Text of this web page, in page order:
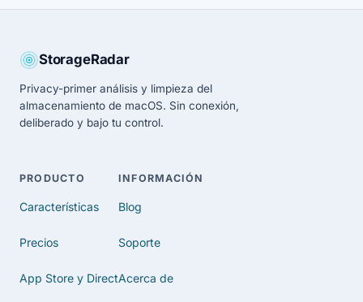
StorageRadar
Privacy-primer análisis y limpieza del
almacenamiento de macOS. Sin conexión,
deliberado y bajo tu control.
PRODUCTO
Características
Precios
App Store y Direct
INFORMACIÓN
Blog
Soporte
Acerca de